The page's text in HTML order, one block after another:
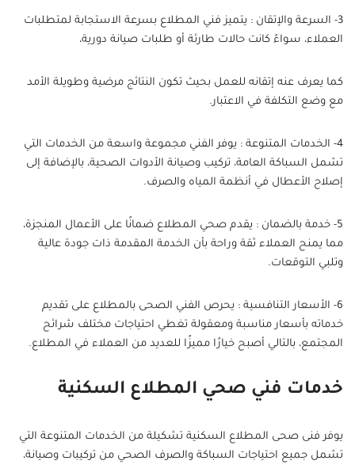
3- السرعة والإتقان : يتميز فني المطلاع بسرعة الاستجابة لمتطلبات
العملاء، سواءً كانت حالات طارئة أو طلبات صيانة دورية،
كما يعرف عنه إتقانه للعمل بحيث تكون النتائج مرضية وطويلة الأمد
مع وضع التكلفة في الاعتبار.
4- الخدمات المتنوعة : يوفر الفني مجموعة واسعة من الخدمات التي
تشمل السباكة العامة، تركيب وصيانة الأدوات الصحية، بالإضافة إلى
إصلاح الأعطال في أنظمة المياه والصرف.
5- خدمة بالضمان : يقدم صحي المطلاع ضمانًا على الأعمال المنجزة،
مما يمنح العملاء ثقة وراحة بأن الخدمة المقدمة ذات جودة عالية
وتلبي التوقعات.
6- الأسعار التنافسية : يحرص الفني الصحى بالمطلاع على تقديم
خدماته بأسعار مناسبة ومعقولة تغطي احتياجات مختلف شرائح
المجتمع، بالتالي أصبح خيارًا مميزًا للعديد من العملاء في المطلاع.
خدمات فني صحي المطلاع السكنية
يوفر فنى صحى المطلاع السكنية تشكيلة من الخدمات المتنوعة التي
تشمل جميع احتياجات السباكة والصرف الصحي من تركيبات وصيانة،